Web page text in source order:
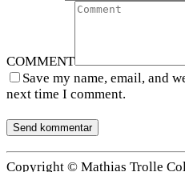
COMMENT
Save my name, email, and
next time I comment.
Copyright © Mathias Trolle